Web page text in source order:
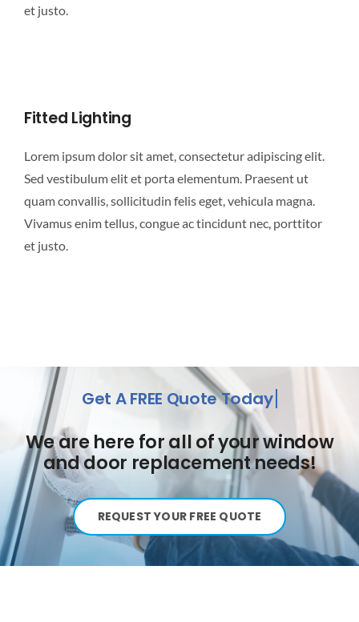
et justo.
Fitted Lighting
Lorem ipsum dolor sit amet, consectetur adipiscing elit.
Sed vestibulum elit et porta elementum. Praesent ut
quam convallis, sollicitudin felis eget, vehicula magna.
Vivamus enim tellus, congue ac tincidunt nec, porttitor
et justo.
We are here for all of your window
and door replacement needs!
REQUEST YOUR FREE QUOTE